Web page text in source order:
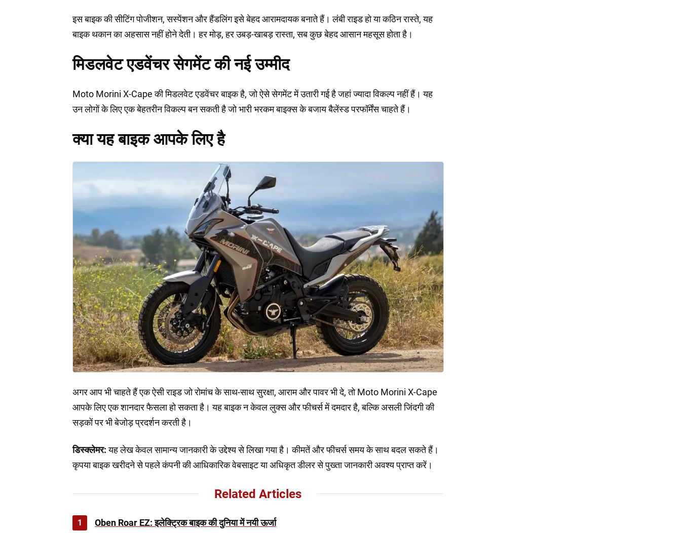
इस बाइक की सीटिंग पोजीशन, सस्पेंशन और हैंडलिंग इसे बेहद आरामदायक बनाते हैं। लंबी राइड हो या कठिन रास्ते, यह
बाइक थकान का अहसास नहीं होने देती। हर मोड़, हर उबड़-खाबड़ रास्ता, सब कुछ बेहद आसान महसूस होता है।
मिडलवेट एडवेंचर सेगमेंट की नई उम्मीद
Moto Morini X-Cape की मिडलवेट एडवेंचर बाइक है, जो ऐसे सेगमेंट में उतारी गई है जहां ज्यादा विकल्प नहीं हैं। यह
उन लोगों के लिए एक बेहतरीन विकल्प बन सकती है जो भारी भरकम बाइक्स के बजाय बैलेंस्ड परफॉर्मेंस चाहते हैं।
क्या यह बाइक आपके लिए है
अगर आप भी चाहते हैं एक ऐसी राइड जो रोमांच के साथ-साथ सुरक्षा, आराम और पावर भी दे, तो Moto Morini X-Cape
आपके लिए एक शानदार फैसला हो सकता है। यह बाइक न केवल लुक्स और फीचर्स में दमदार है, बल्कि असली जिंदगी की
सड़कों पर भी बेजोड़ प्रदर्शन करती है।
डिस्क्लेमर:यह लेख केवल सामान्य जानकारी के उद्देश्य से लिखा गया है। कीमतें और फीचर्स समय के साथ बदल सकते हैं।
कृपया बाइक खरीदने से पहले कंपनी की आधिकारिक वेबसाइट या अधिकृत डीलर से पुख्ता जानकारी अवश्य प्राप्त करें।
Related Articles
1 Oben Roar EZ: इलेक्ट्रिक बाइक की दुनिया में नयी ऊर्जा